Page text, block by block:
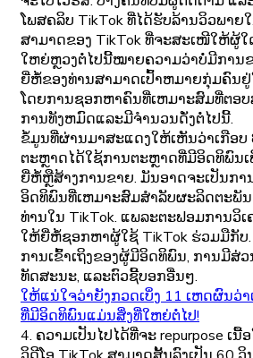
ໂພສຄລິບ TikTok ທີ່ໄດ້ຮັບລ້ານວິວພາ
ສາມາດຂອງ TikTok ທີ່ຈະສະເໜີໃຫ້ຜູ້
ໃຫຍ່ຫຼວງຕໍ່ໄປນີ້ໝາຍຄວາມວ່າບໍ່ມີການ
ຍີ່ຫໍ້ຂອງທ່ານສາມາດເປົ້າຫມາຍກຸ່ມຄົນ
ໂດຍການຊອກຫາຄົນທີ່ເຫມາະສົມທີ່ຕອ
ການທັງຫມົດແລະມີຈໍານວນດັ່ງຕໍ່ໄປນີ້.
ຂໍ້ມູນທີ່ຜ່ານມາສະແດງໃຫ້ເຫັນວ່າເກືອບ
ຕະຫຼາດໄດ້ໃຊ້ການຕະຫຼາດທີ່ມີອິດທິພົນ
ຍີ່ຫໍ້ຫຼືສ້າງການຂາຍ. ມັນອາດຈະເປັນກ
ອິດທິພົນທີ່ເຫມາະສົມສໍາລັບຜະລິດຕະພັ
ທ່ານໃນ TikTok. ແພລະຕະຟອມການວິເ
ໃຫ້ຍີ່ຫໍ້ຊອກຫາຜູ້ໃຊ້ TikTok ຮ່ວມມືກັບ.
ການເຂົ້າເຖິງຂອງຜູ້ມີອິດທິພົນ, ການມີສ່
ທັດສະນະ, ແລະຕົວຊີ້ບອກອື່ນໆ.
ໃຫ້ແນ່ໃຈວ່າຍັງກວດເບິ່ງ 11 ເຫດຜົນວ່
ທີ່ມີອິດທິພົນແມ່ນສິ່ງທີ່ໃຫຍ່ຕໍ່ໄປ!
4. ຄວາມ​ເປັນ​ໄປ​ໄດ້​ທີ່​ຈະ repurpose ເນື້